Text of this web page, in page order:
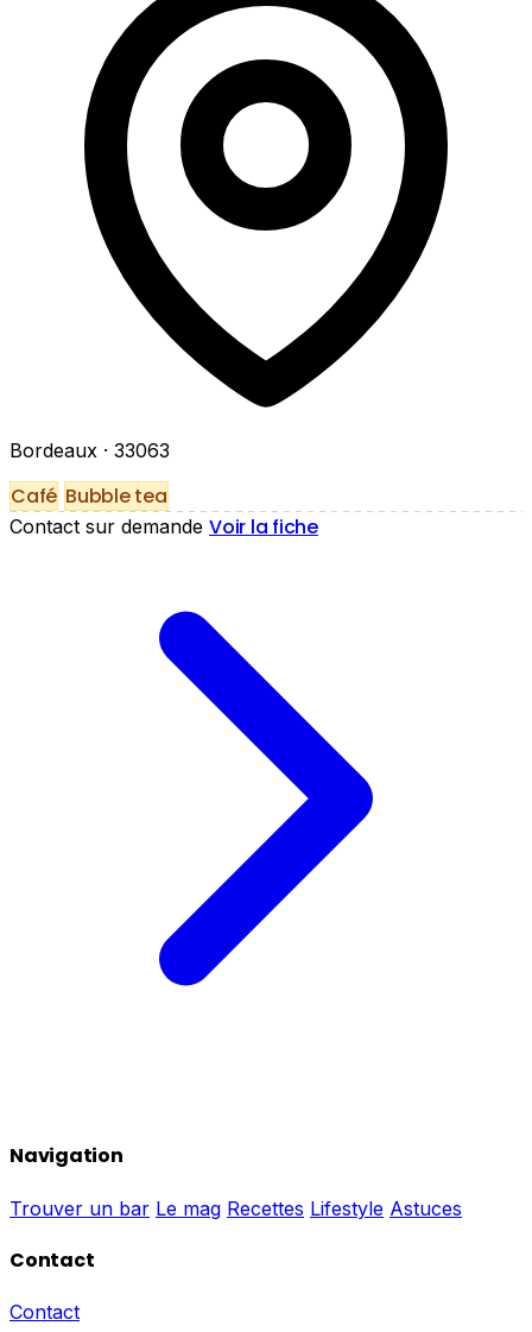
Bordeaux · 33063
Café Bubble tea
Contact sur demande Voir la fiche
Navigation
Trouver un bar Le mag Recettes Lifestyle Astuces
Contact
Contact